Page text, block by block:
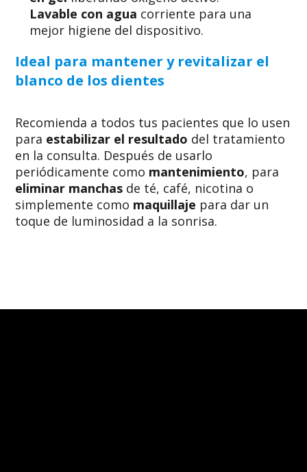
Lavable con agua corriente para una
mejor higiene del dispositivo.
Ideal para mantener y revitalizar el
blanco de los dientes
Recomienda a todos tus pacientes que lo usen
para estabilizar el resultado del tratamiento
en la consulta. Después de usarlo
periódicamente como mantenimiento, para
eliminar manchas de té, café, nicotina o
simplemente como maquillaje para dar un
toque de luminosidad a la sonrisa.